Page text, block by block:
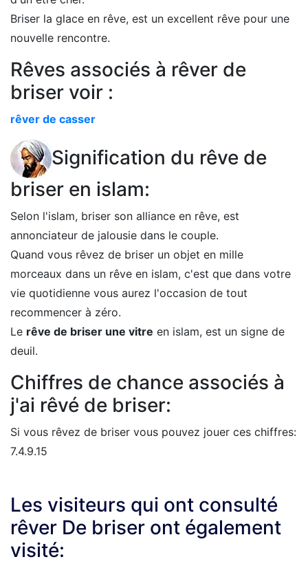
Briser la glace en rêve, est un excellent rêve pour une
nouvelle rencontre.
Rêves associés à rêver de
briser voir :
rêver de casser
Signification du rêve de
briser en islam:
Selon l'islam, briser son alliance en rêve, est
annonciateur de jalousie dans le couple.
Quand vous rêvez de briser un objet en mille
morceaux dans un rêve en islam, c'est que dans votre
vie quotidienne vous aurez l'occasion de tout
recommencer à zéro.
Le rêve de briser une vitre en islam, est un signe de
deuil.
Chiffres de chance associés à
j'ai rêvé de briser:
Si vous rêvez de briser vous pouvez jouer ces chiffres:
7.4.9.15
Les visiteurs qui ont consulté
rêver De briser ont également
visité: